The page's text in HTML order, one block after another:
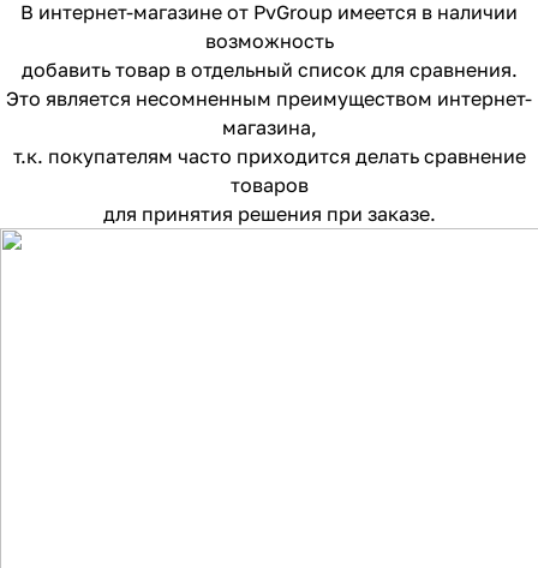
В интернет-магазине от PvGroup имеется в наличии
возможность
добавить товар в отдельный список для сравнения.
Это является несомненным преимуществом интернет-
магазина,
т.к. покупателям часто приходится делать сравнение
товаров
для принятия решения при заказе.